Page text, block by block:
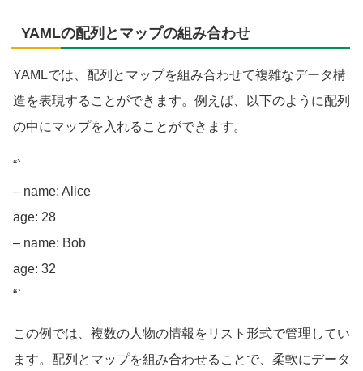
YAMLの配列とマップの組み合わせ
YAMLでは、配列とマップを組み合わせて複雑なデータ構
造を表現することができます。例えば、以下のように配列
の中にマップを入れることができます。
“`
– name: Alice
age: 28
– name: Bob
age: 32
“`
この例では、複数の人物の情報をリスト形式で管理してい
ます。配列とマップを組み合わせることで、柔軟にデータ